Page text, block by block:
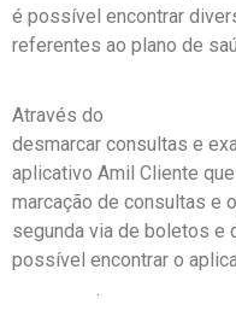
é possível encontrar
referentes ao plano de
Através do
desmarcar consultas e
aplicativo Amil Cliente
marcação de consultas e
segunda via de boletos e
possível encontrar o
.